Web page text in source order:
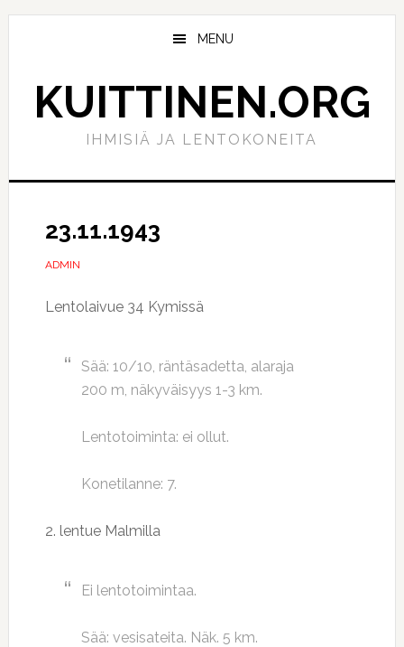
Hyppää
Hyppää
MENU
KUITTINEN.ORG
IHMISIÄ JA LENTOKONEITA
23.11.1943
ADMIN
Lentolaivue 34 Kymissä
Sää: 10/10, räntäsadetta, alaraja
200 m, näkyväisyys 1-3 km.
Lentotoiminta: ei ollut.
Konetilanne: 7.
2. lentue Malmilla
Ei lentotoimintaa.
Sää: vesisateita. Näk. 5 km.